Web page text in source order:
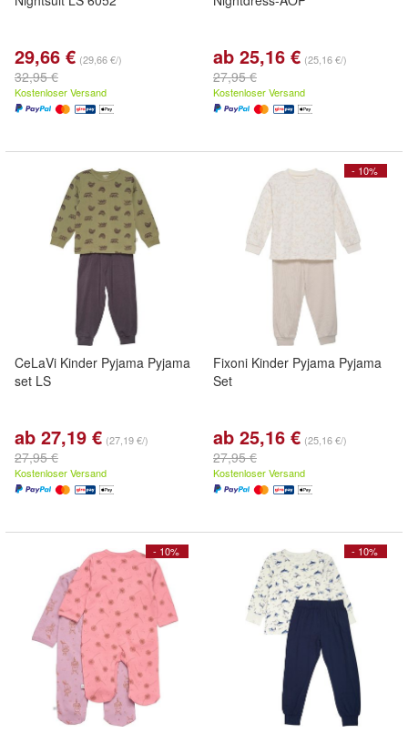
29,66 € (29,66 €/)
32,95 €
Kostenloser Versand
ab 25,16 € (25,16 €/)
27,95 €
Kostenloser Versand
CeLaVi Kinder Pyjama Pyjama
set LS
ab 27,19 € (27,19 €/)
27,95 €
Kostenloser Versand
- 10%
Fixoni Kinder Pyjama Pyjama
Set
ab 25,16 € (25,16 €/)
27,95 €
Kostenloser Versand
- 10% - 10%